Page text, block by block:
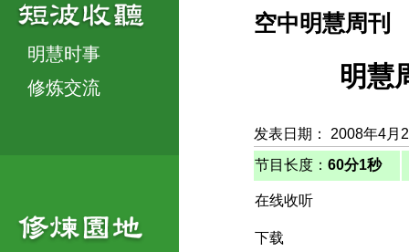
明慧时事
修炼交流
空中明慧周刊
明慧
发表日期： 2008年4月
节目长度： 60分1秒
在线收听
下载